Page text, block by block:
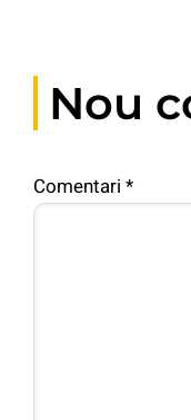
Nou
Comentari *